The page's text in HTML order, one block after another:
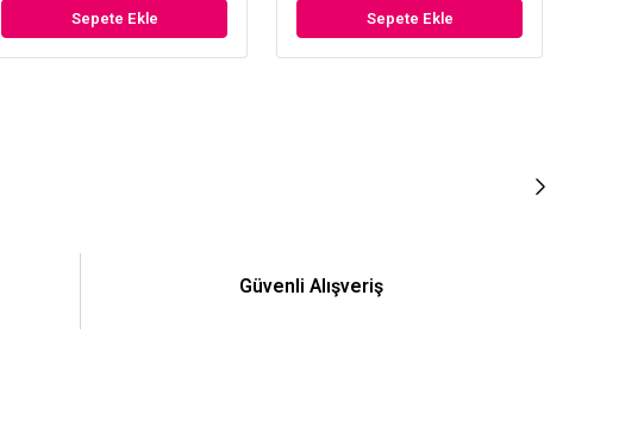
Sepete Ekle Sepete Ekle
Güvenli Alışveriş